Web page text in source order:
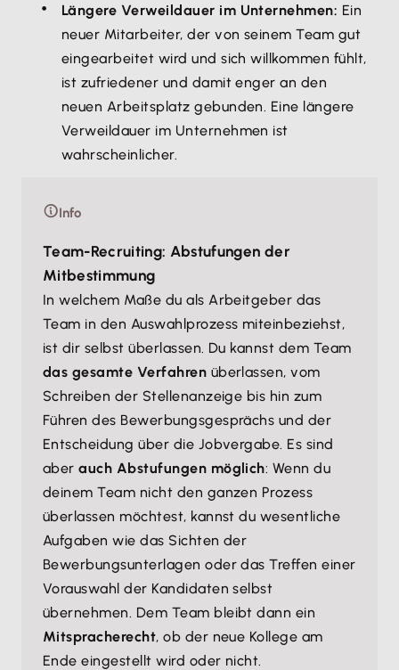
Längere Verweildauer im Unternehmen: Ein
neuer Mitarbeiter, der von seinem Team gut
eingearbeitet wird und sich willkommen fühlt,
ist zufriedener und damit enger an den
neuen Arbeitsplatz gebunden. Eine längere
Verweildauer im Unternehmen ist
wahrscheinlicher.
Info
Team-Recruiting: Abstufungen der
Mitbestimmung
In welchem Maße du als Arbeitgeber das
Team in den Auswahlprozess miteinbeziehst,
ist dir selbst überlassen. Du kannst dem Team
das gesamte Verfahren überlassen, vom
Schreiben der Stellenanzeige bis hin zum
Führen des Bewerbungsgesprächs und der
Entscheidung über die Jobvergabe. Es sind
aberauch Abstufungen möglich: Wenn du
deinem Team nicht den ganzen Prozess
überlassen möchtest, kannst du wesentliche
Aufgaben wie das Sichten der
Bewerbungsunterlagen oder das Treffen einer
Vorauswahl der Kandidaten selbst
übernehmen. Dem Team bleibt dann ein
Mitspracherecht, ob der neue Kollege am
Ende eingestellt wird oder nicht.